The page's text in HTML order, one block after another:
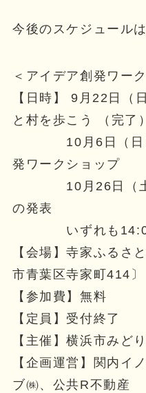
今後のスケジュール
＜アイデア創発ワー
【日時】 9月22日（
と村を歩こう （完了）
10月6日（日）
発ワークショップ
10月26日（土
の発表
いずれも14:00
【会場】寺家ふる
市青葉区寺家町414〕
【参加費】無料
【定員】受付終了
【主催】横浜市みど
【企画運営】関内イ
ブ㈱、公共R不動産